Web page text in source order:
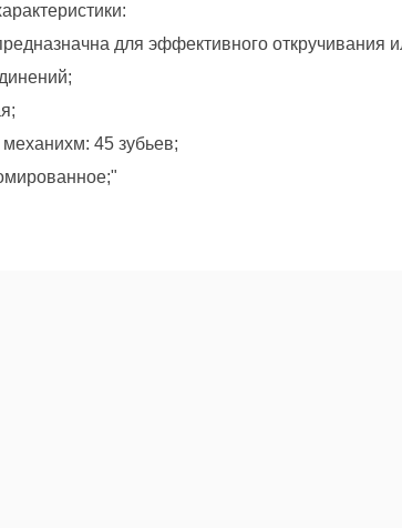
для эффективного откручивания
45 зубьев;